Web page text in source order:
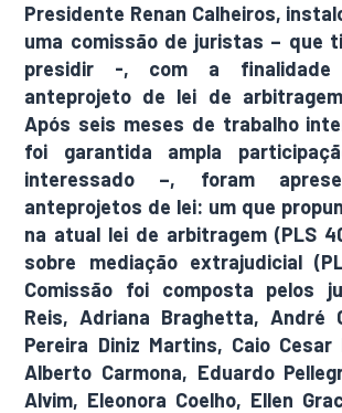
Presidente Renan Calheiros,
uma comissão de juristas – que
presidir -, com a finalidade
anteprojeto de lei de
Após seis meses de trabalho
foi garantida ampla
interessado –, foram
anteprojetos de lei: um que
na atual lei de arbitragem (PLS
sobre mediação extrajudicial
Comissão foi composta pelos
Reis, Adriana Braghetta, André
Pereira Diniz Martins, Caio Cesar
Alberto Carmona, Eduardo
Alvim, Eleonora Coelho, Ellen